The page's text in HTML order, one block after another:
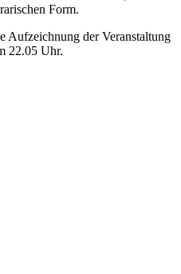
Form.
Aufzeichnung der Veranstaltung
22.05 Uhr.